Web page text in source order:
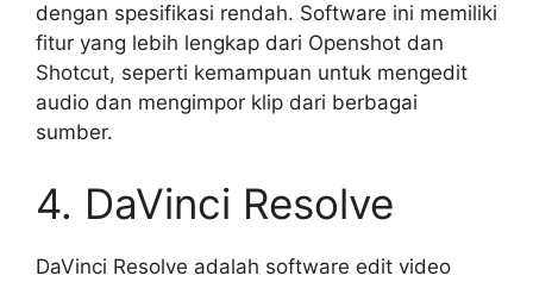
dengan spesifikasi rendah. Software ini memiliki
fitur yang lebih lengkap dari Openshot dan
Shotcut, seperti kemampuan untuk mengedit
audio dan mengimpor klip dari berbagai
sumber.
4. DaVinci Resolve
DaVinci Resolve adalah software edit video